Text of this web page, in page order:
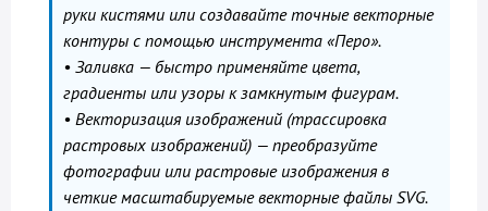
руки кистями или создавайте точные векторные
контуры с помощью инструмента «Перо».
• Заливка — быстро применяйте цвета,
градиенты или узоры к замкнутым фигурам.
• Векторизация изображений (трассировка
растровых изображений) — преобразуйте
фотографии или растровые изображения в
четкие масштабируемые векторные файлы SVG.